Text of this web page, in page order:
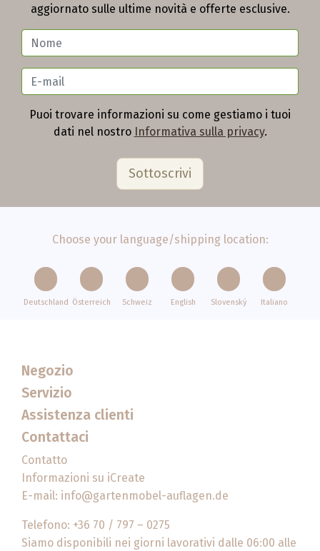
aggiornato sulle ultime novità e offerte esclusive.
Puoi trovare informazioni su come gestiamo i tuoi
dati nel nostro Informativa sulla privacy.
Choose your language/shipping location:
Deutschland Österreich Schweiz English Slovenský Italiano
Negozio
Servizio
Assistenza clienti
Contattaci
Contatto
Informazioni su iCreate
E-mail: info@gartenmobel-auflagen.de
Telefono: +36 70 / 797 – 0275
Siamo disponibili nei giorni lavorativi dalle 06:00 alle